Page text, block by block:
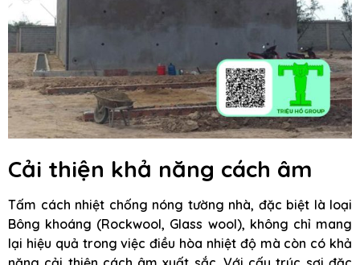
Cải thiện khả năng cách âm
Tấm cách nhiệt chống nóng tường nhà, đặc biệt là loại
Bông khoáng (Rockwool, Glass wool), không chỉ mang
lại hiệu quả trong việc điều hòa nhiệt độ mà còn có khả